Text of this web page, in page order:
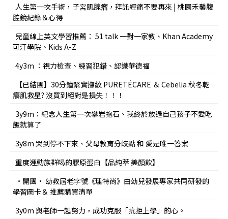
人生第一次手術，子宮肌腺瘤，拜託經痛不要再來 | 桃園禾馨腹
腔鏡紀錄＆心得
兒童線上英文學習推薦： 51 talk 一對一家教、Khan Academy
可汗學院、Kids A-Z
4y3m ：視力檢查、練習犯錯、認識華德福
【已結團】30分鐘緊實撫紋 PURETÉCARE ＆ Cebelia 秋冬乾
癢肌救星? 沒買到絕對是損失！！！
3y9m：紀念人生第一次攀岩抱石、我終於放過自己孩子不愛吃
飯就算了
3y8m 哭到停不下來、父母教育分歧點 和 愛是唯一答案
重度運動族群喝的膠原蛋白【品純萃 美顏飲】
•開團• 幼教屆老字號《理特尚》由幼兒發展專家共同研發的
學習圖卡＆ 推薦購買清單
3y0m 與老師一起努力，成功克服「抗拒上學」的心。